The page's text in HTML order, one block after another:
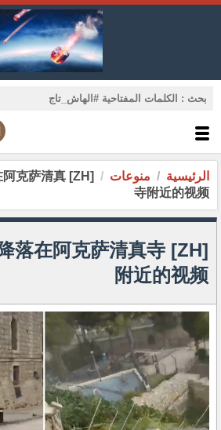
الرئيسية منوعات
阿克萨清真
寺附近的视频
降落在阿克萨清真寺
附近的视频